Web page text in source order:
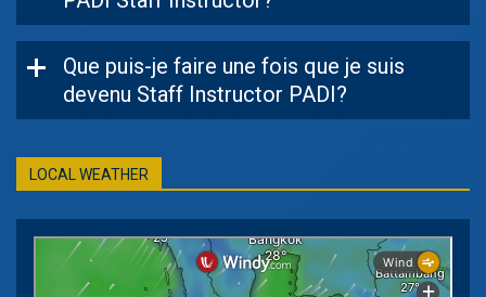
Que puis-je faire une fois que je suis
devenu Staff Instructor PADI?
LOCAL WEATHER